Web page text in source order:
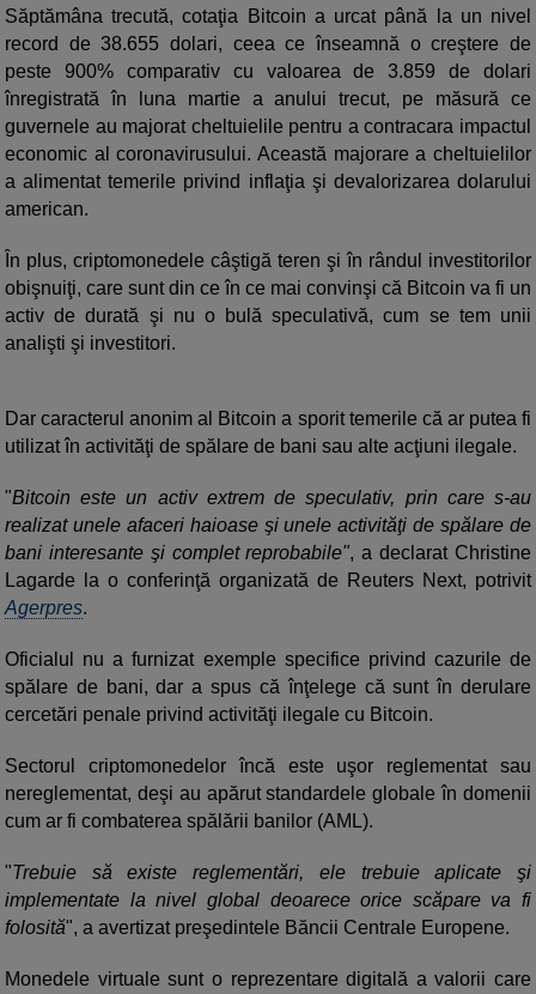
Săptămâna trecută, cotaţia Bitcoin a urcat până la un nivel
record de 38.655 dolari, ceea ce înseamnă o creştere de
peste 900% comparativ cu valoarea de 3.859 de dolari
înregistrată în luna martie a anului trecut, pe măsură ce
guvernele au majorat cheltuielile pentru a contracara impactul
economic al coronavirusului. Această majorare a cheltuielilor
a alimentat temerile privind inflaţia şi devalorizarea dolarului
american.
În plus, criptomonedele câştigă teren şi în rândul investitorilor
obişnuiţi, care sunt din ce în ce mai convinşi că Bitcoin va fi un
activ de durată şi nu o bulă speculativă, cum se tem unii
analişti şi investitori.
Dar caracterul anonim al Bitcoin a sporit temerile că ar putea fi
utilizat în activităţi de spălare de bani sau alte acţiuni ilegale.
"Bitcoin este un activ extrem de speculativ, prin care s-au
realizat unele afaceri haioase şi unele activităţi de spălare de
bani interesante şi complet reprobabile", a declarat Christine
Lagarde la o conferinţă organizată de Reuters Next, potrivit
Agerpres.
Oficialul nu a furnizat exemple specifice privind cazurile de
spălare de bani, dar a spus că înţelege că sunt în derulare
cercetări penale privind activităţi ilegale cu Bitcoin.
Sectorul criptomonedelor încă este uşor reglementat sau
nereglementat, deşi au apărut standardele globale în domenii
cum ar fi combaterea spălării banilor (AML).
"Trebuie să existe reglementări, ele trebuie aplicate şi
implementate la nivel global deoarece orice scăpare va fi
folosită", a avertizat preşedintele Băncii Centrale Europene.
Monedele virtuale sunt o reprezentare digitală a valorii care